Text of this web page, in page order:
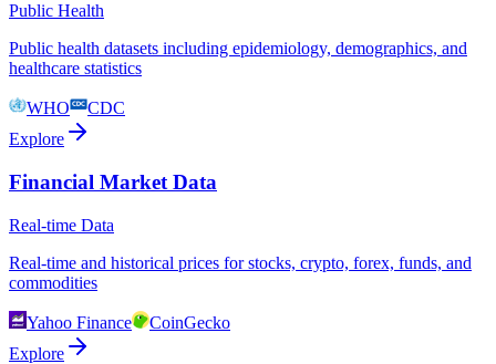
Public Health
Public health datasets including epidemiology, demographics, and
healthcare statistics
WHO
CDC
Explore
Financial Market Data
Real-time Data
Real-time and historical prices for stocks, crypto, forex, funds, and
commodities
Yahoo Finance
CoinGecko
Explore